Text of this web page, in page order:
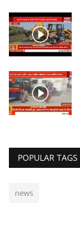
POPULAR TAGS
news